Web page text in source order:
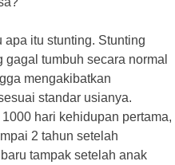
itu stunting. Stunting
tumbuh secara normal
mengakibatkan
standar usianya.
hari kehidupan pertama,
2 tahun setelah
tampak setelah anak